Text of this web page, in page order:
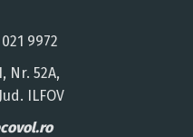
9972
Nr. 52A,
ILFOV